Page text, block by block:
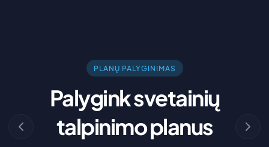
PLANŲ PALYGINIMAS
Palygink svetainių
talpinimo planus